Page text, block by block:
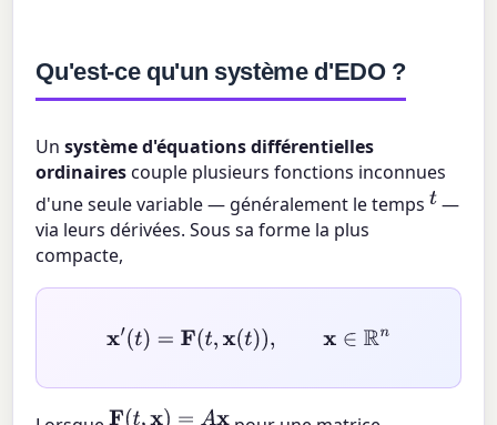
Qu'est-ce qu'un système d'EDO ?
Unsystème d'équations différentielles
ordinairescouple plusieurs fonctions inconnues
d'une seule variable — généralement le tempst —
via leurs dérivées. Sous sa forme la plus
compacte,
x′(t)=F (t,x(t)), n
F(t,x)=A x